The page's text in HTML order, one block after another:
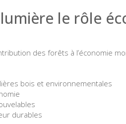
le rôle
des forêts à l’économie
bois et environnementales
durables